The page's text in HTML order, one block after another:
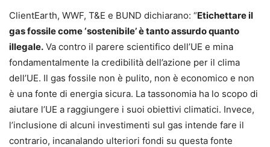
ClientEarth, WWF, T&E e BUND dichiarano: “Etichettare il
gas fossile come ‘sostenibile’ è tanto assurdo quanto
illegale. Va contro il parere scientifico dell’UE e mina
fondamentalmente la credibilità dell’azione per il clima
dell’UE. Il gas fossile non è pulito, non è economico e non
è una fonte di energia sicura. La tassonomia ha lo scopo di
aiutare l’UE a raggiungere i suoi obiettivi climatici. Invece,
l’inclusione di alcuni investimenti sul gas intende fare il
contrario, incanalando ulteriori fondi su questa fonte